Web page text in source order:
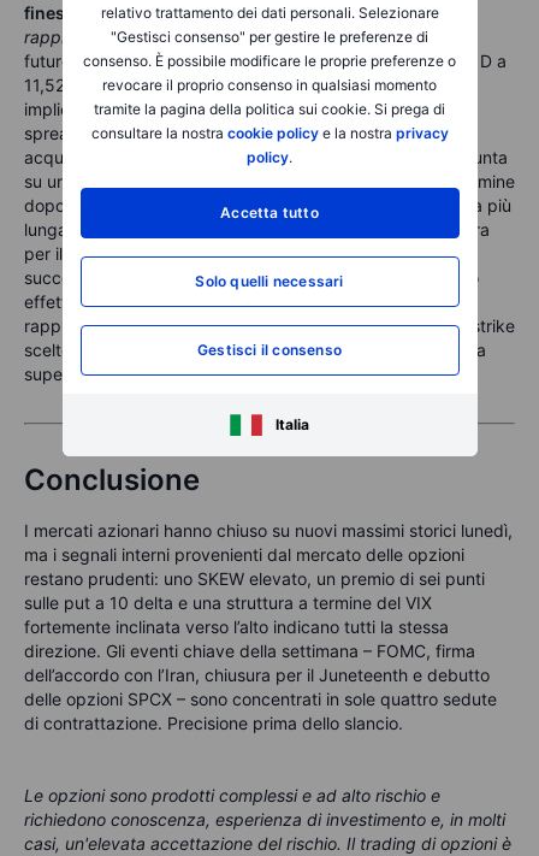
relativo trattamento dei dati personali. Selezionare
"Gestisci consenso" per gestire le preferenze di
consenso. È possibile modificare le proprie preferenze o
revocare il proprio consenso in qualsiasi momento
tramite la pagina della politica sui cookie. Si prega di
consultare la nostra cookie policye la nostra privacy
policy.
Accetta tutto
Solo quelli necessari
Gestisci il consenso
Italia
finestra FOMC. A scopo puramente illustrativo – non
rappresenta una raccomandazione di investimento.
future VIX sul primo mese a 18,50 ben al di sopra del VIX1D a
11,52, esiste una differenza significativa tra la volatilità
implicita immediata e quella a breve termine. Un calendar
spread – vendita della gamba a scadenza ravvicinata e
acquisto della stessa strike a una scadenza più lunga – punta
su una compressione più rapida della volatilità a breve termine
dopo la decisione della Fed di mercoledì, mentre la gamba più
lunga conserva maggiormente il proprio valore. La chiusura
per il Juneteenth comprime ulteriormente la finestra
successiva al FOMC, amplificando potenzialmente questo
effetto di contrazione della volatilità. Il rischio principale è
rappresentato da un forte movimento direzionale oltre lo strike
scelto dopo l’annuncio, che potrebbe generare una perdita
superiore al beneficio atteso derivante dal theta.
Conclusione
I mercati azionari hanno chiuso su nuovi massimi storici lunedì,
ma i segnali interni provenienti dal mercato delle opzioni
restano prudenti: uno SKEW elevato, un premio di sei punti
sulle put a 10 delta e una struttura a termine del VIX
fortemente inclinata verso l’alto indicano tutti la stessa
direzione. Gli eventi chiave della settimana – FOMC, firma
dell’accordo con l’Iran, chiusura per il Juneteenth e debutto
delle opzioni SPCX – sono concentrati in sole quattro sedute
di contrattazione. Precisione prima dello slancio.
Le opzioni sono prodotti complessi e ad alto rischio e
richiedono conoscenza, esperienza di investimento e, in molti
casi, un'elevata accettazione del rischio. Il trading di opzioni è